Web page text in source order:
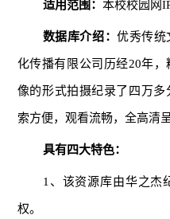
适用范围 ： 本校校园网
数据库介绍：优秀传统
化传播有限公司历经20年
像的形式拍摄纪录了四万
索方便，观看流畅，全高清呈
具有四大特色：
1、该资源库由华之杰
权。